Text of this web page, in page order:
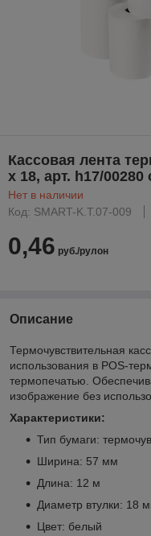
Кассовая лента
х 18, арт. h17/00280
Нет в наличии
Код: SMART-K.Т.07-009
0,46 руб./рулон
Описание
Термочувствительная
использования в POS-
термопечатью.
изображение без
Характеристики:
Тип бумаги:
Ширина: 57 мм
Длина: 12 м
Диаметр втулки: 18
Цвет: белый